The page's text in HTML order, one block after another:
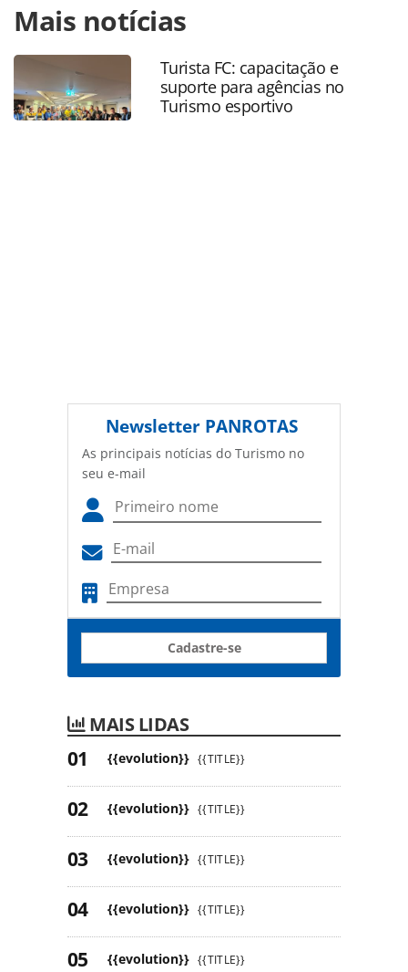
https://www.panrotas.com.br/hotelaria/mercado/2022/06/
fala-sobre-posicionamento-do-grupo-no-forum-
panrotas_190192.html ou as ferramentas oferecidas na
página. Todo o conteúdo produzido pela PANROTAS
Editora é protegido pela legislação brasileira sobre direito
autoral. Não reproduza o conteúdo sem autorização da
Mais notícias
Turista FC: capacitação e
suporte para agências no
Turismo esportivo
Newsletter PANROTAS
As principais notícias do Turismo no
seu e-mail
Cadastre-se
MAIS LIDAS
{{evolution}} {{TITLE}}
{{evolution}} {{TITLE}}
{{evolution}} {{TITLE}}
{{evolution}} {{TITLE}}
{{evolution}} {{TITLE}}